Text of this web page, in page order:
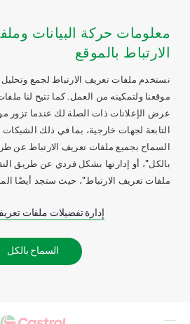
معلومات حركة البيانات
الارتباط بالموقع
نستخدم ملفات تعريف الارتباط لجمع
موقعنا ولتمكينه من العمل. كما تتيح لنا
عرض الإعلانات ذات الصلة لك عندما تزور
التابعة لجهات خارجية، بما في ذلك الشبكات
السماح بجميع ملفات تعريف الارتباط عن
بالكل"، أو إدارتها بشكل فردي عن طريق
ملفات تعريف الارتباط"، حيث ستجد أيضًا
إدارة تفضيلات ملفات
السماح بالكل